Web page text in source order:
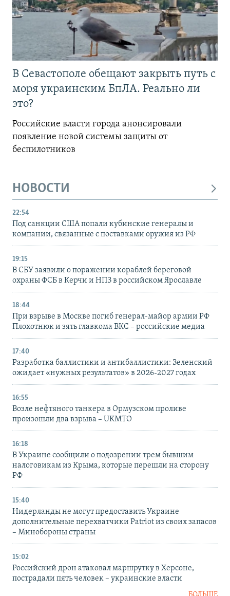
В Севастополе обещают закрыть путь с
моря украинским БпЛА. Реально ли
это?
Российские власти города анонсировали
появление новой системы защиты от
беспилотников
НОВОСТИ
22:54
Под санкции США попали кубинские генералы и
компании, связанные с поставками оружия из РФ
19:15
В СБУ заявили о поражении кораблей береговой
охраны ФСБ в Керчи и НПЗ в российском Ярославле
18:44
При взрыве в Москве погиб генерал-майор армии РФ
Плохотнюк и зять главкома ВКС – российские медиа
17:40
Разработка баллистики и антибаллистики: Зеленский
ожидает «нужных результатов» в 2026-2027 годах
16:55
Возле нефтяного танкера в Ормузском проливе
произошли два взрыва – UKMTO
16:18
В Украине сообщили о подозрении трем бывшим
налоговикам из Крыма, которые перешли на сторону
РФ
15:40
Нидерланды не могут предоставить Украине
дополнительные перехватчики Patriot из своих запасов
– Минобороны страны
15:02
Российский дрон атаковал маршрутку в Херсоне,
пострадали пять человек – украинские власти